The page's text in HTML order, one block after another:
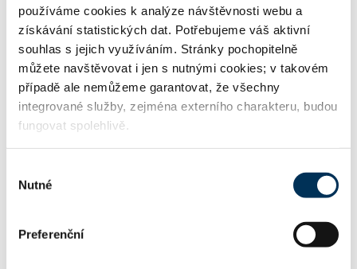
používáme cookies k analýze návštěvnosti webu a
získávání statistických dat. Potřebujeme váš aktivní
souhlas s jejich využíváním. Stránky pochopitelně
můžete navštěvovat i jen s nutnými cookies; v takovém
případě ale nemůžeme garantovat, že všechny
integrované služby, zejména externího charakteru, budou
fungovat spolehlivě.
souhlasu
Nutné
Preferenční
Email: tm@machlegal.eu
Telefon: +420245008552
uváděné u jednotlivých advokátů jsou publikovány na
stránkách ČAK pouze podle sdělení příslušného advokáta.
li u advokáta uvedena znalost cizího právního řádu či
schopnost poskytovat právní služby podle práva cizího